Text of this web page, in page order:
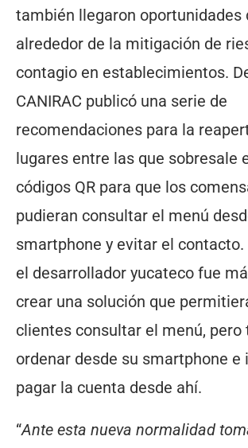
también llegaron oportunidades
alrededor de la mitigación de
contagio en establecimientos.
CANIRAC publicó una serie de
recomendaciones para la
lugares entre las que sobresale
códigos QR para que los
pudieran consultar el menú
smartphone y evitar el contacto.
el desarrollador yucateco fue
crear una solución que
clientes consultar el menú, pero
ordenar desde su smartphone e
pagar la cuenta desde ahí.
“Ante esta nueva normalidad